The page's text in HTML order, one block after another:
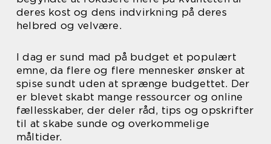
deres kost og dens indvirkning på deres
helbred og velvære.
I dag er sund mad på budget et populært
emne, da flere og flere mennesker ønsker at
spise sundt uden at sprænge budgettet. Der
er blevet skabt mange ressourcer og online
fællesskaber, der deler råd, tips og opskrifter
til at skabe sunde og overkommelige
måltider.